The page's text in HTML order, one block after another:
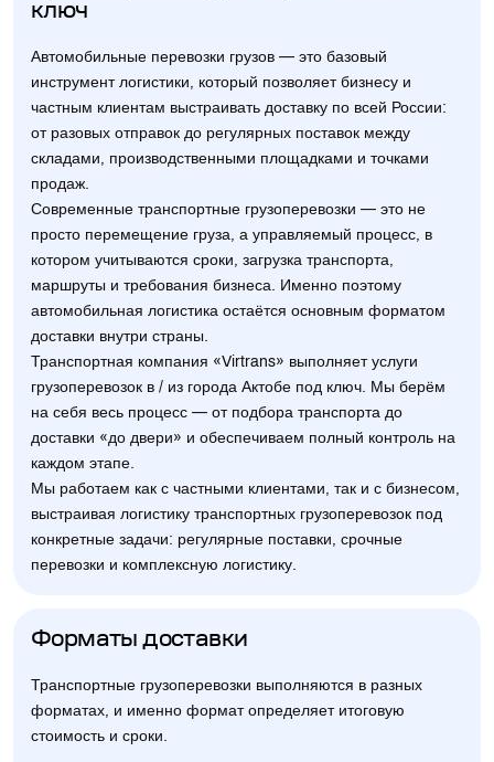
ключ
Автомобильные перевозки грузов — это базовый
инструмент логистики, который позволяет бизнесу и
частным клиентам выстраивать доставку по всей России:
от разовых отправок до регулярных поставок между
складами, производственными площадками и точками
продаж.
Современные транспортные грузоперевозки — это не
просто перемещение груза, а управляемый процесс, в
котором учитываются сроки, загрузка транспорта,
маршруты и требования бизнеса. Именно поэтому
автомобильная логистика остаётся основным форматом
доставки внутри страны.
Транспортная компания «Virtrans» выполняет услуги
грузоперевозок в / из города Актобе под ключ. Мы берём
на себя весь процесс — от подбора транспорта до
доставки «до двери» и обеспечиваем полный контроль на
каждом этапе.
Мы работаем как с частными клиентами, так и с бизнесом,
выстраивая логистику транспортных грузоперевозок под
конкретные задачи: регулярные поставки, срочные
перевозки и комплексную логистику.
Форматы доставки
Транспортные грузоперевозки выполняются в разных
форматах, и именно формат определяет итоговую
стоимость и сроки.